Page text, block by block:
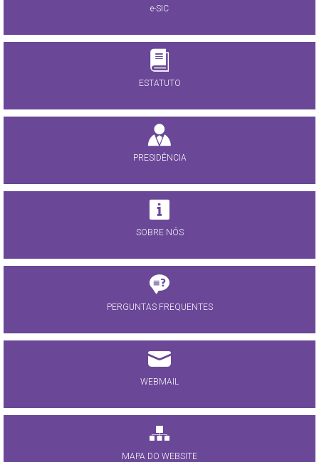
e-SIC
ESTATUTO
PRESIDÊNCIA
SOBRE NÓS
PERGUNTAS FREQUENTES
WEBMAIL
MAPA DO WEBSITE